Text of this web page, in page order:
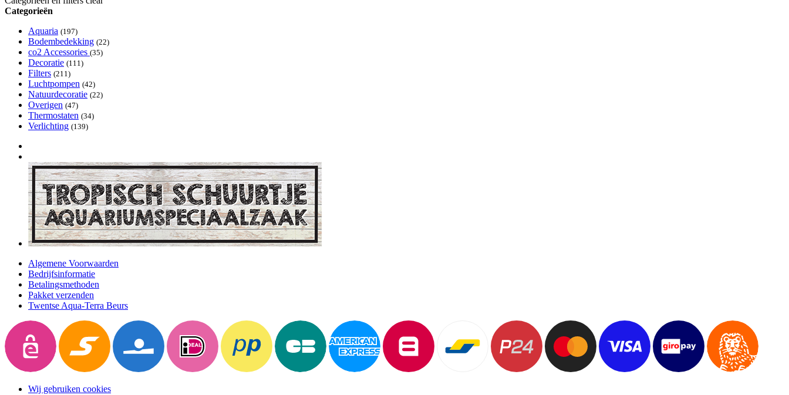
Categorieën
Aquaria (197)
Bodembedekking (22)
co2 Accessories (35)
Decoratie (111)
Filters (211)
Luchtpompen (42)
Natuurdecoratie (22)
Overigen (47)
Thermostaten (34)
Verlichting (139)
Algemene Voorwaarden
Bedrijfsinformatie
Betalingsmethoden
Pakket verzenden
Twentse Aqua-Terra Beurs
Wij gebruiken cookies